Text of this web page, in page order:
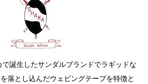
（メレル）
（ダナー）
GEAR（グラナイトギア）
誕生したサンダルブランドでラギッドな
落とし込んだウェビングテープを特徴と